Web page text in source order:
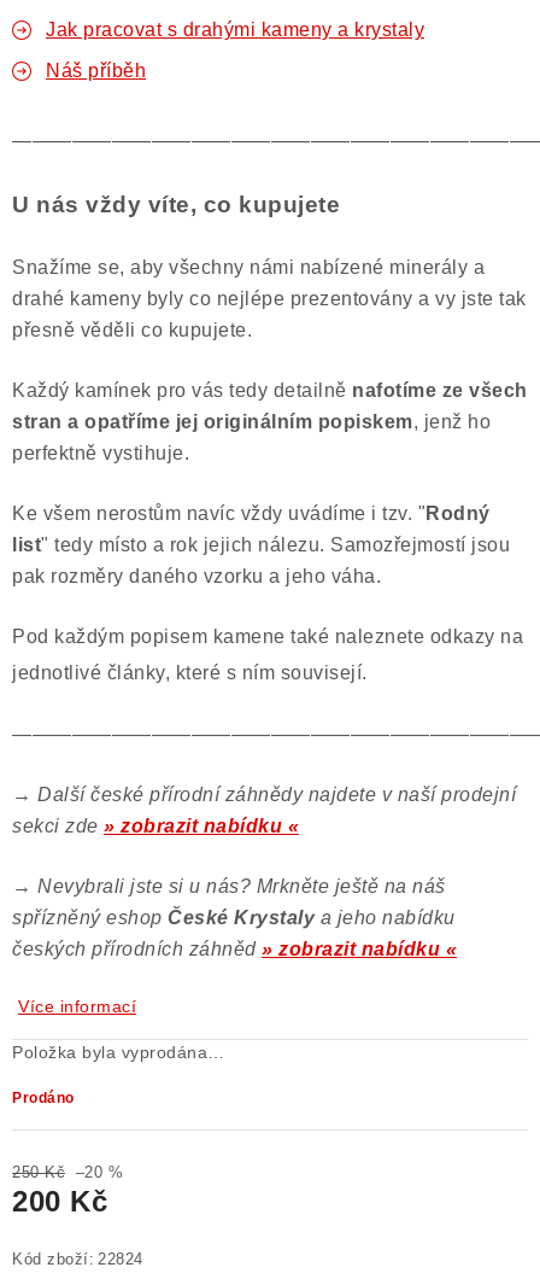
Jak pracovat s drahými kameny a krystaly
Náš příběh
U nás vždy víte, co kupujete
Snažíme se, aby všechny námi nabízené minerály a
drahé kameny byly co nejlépe prezentovány a vy jste tak
přesně věděli co kupujete.
Každý kamínek pro vás tedy detailně nafotíme ze všech
stran a opatříme jej originálním popiskem, jenž ho
perfektně vystihuje.
Ke všem nerostům navíc vždy uvádíme i tzv. " Rodný
list" tedy místo a rok jejich nálezu. Samozřejmostí jsou
pak rozměry daného vzorku a jeho váha.
Pod každým popisem kamene také naleznete odkazy na
jednotlivé články, které s ním souvisejí.
→ Další české přírodní záhnědy najdete v naší prodejní
sekci zde » zobrazit nabídku «
→ Nevybrali jste si u nás? Mrkněte ještě na náš
spřízněný eshop České Krystaly a jeho nabídku
českých přírodních záhněd » zobrazit nabídku «
Více informací
Položka byla vyprodána…
Prodáno
250 Kč –20 %
200 Kč
Kód zboží: 22824